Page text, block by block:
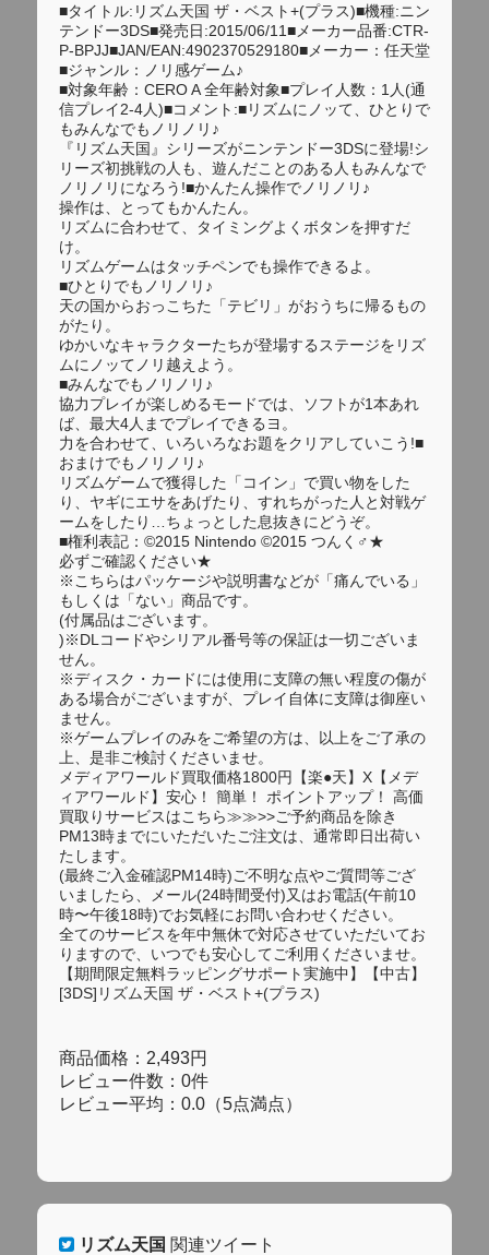
■タイトル:リズム天国 ザ・ベスト+(プラス)■機種:ニン
テンドー3DS■発売日:2015/06/11■メーカー品番:CTR-
P-BPJJ■JAN/EAN:4902370529180■メーカー：任天堂
■ジャンル：ノリ感ゲーム♪
■対象年齢：CERO A 全年齢対象■プレイ人数：1人(通
信プレイ2-4人)■コメント:■リズムにノッて、ひとりで
もみんなでもノリノリ♪
『リズム天国』シリーズがニンテンドー3DSに登場!シ
リーズ初挑戦の人も、遊んだことのある人もみんなで
ノリノリになろう!■かんたん操作でノリノリ♪
操作は、とってもかんたん。
リズムに合わせて、タイミングよくボタンを押すだ
け。
リズムゲームはタッチペンでも操作できるよ。
■ひとりでもノリノリ♪
天の国からおっこちた「テビリ」がおうちに帰るもの
がたり。
ゆかいなキャラクターたちが登場するステージをリズ
ムにノッてノリ越えよう。
■みんなでもノリノリ♪
協力プレイが楽しめるモードでは、ソフトが1本あれ
ば、最大4人までプレイできるヨ。
力を合わせて、いろいろなお題をクリアしていこう!■
おまけでもノリノリ♪
リズムゲームで獲得した「コイン」で買い物をした
り、ヤギにエサをあげたり、すれちがった人と対戦ゲ
ームをしたり…ちょっとした息抜きにどうぞ。
■権利表記：©2015 Nintendo ©2015 つんく♂★
必ずご確認ください★
※こちらはパッケージや説明書などが「痛んでいる」
もしくは「ない」商品です。
(付属品はございます。
)※DLコードやシリアル番号等の保証は一切ございま
せん。
※ディスク・カードには使用に支障の無い程度の傷が
ある場合がございますが、プレイ自体に支障は御座い
ません。
※ゲームプレイのみをご希望の方は、以上をご了承の
上、是非ご検討くださいませ。
メディアワールド買取価格1800円【楽●天】X【メデ
ィアワールド】安心！ 簡単！ ポイントアップ！ 高価
買取りサービスはこちら≫≫>>ご予約商品を除き
PM13時までにいただいたご注文は、通常即日出荷い
たします。
(最終ご入金確認PM14時)ご不明な点やご質問等ござ
いましたら、メール(24時間受付)又はお電話(午前10
時〜午後18時)でお気軽にお問い合わせください。
全てのサービスを年中無休で対応させていただいてお
りますので、いつでも安心してご利用くださいませ。
【期間限定無料ラッピングサポート実施中】【中古】
[3DS]リズム天国 ザ・ベスト+(プラス)
商品価格：2,493円
レビュー件数：0件
レビュー平均：0.0（5点満点）
リズム天国 関連ツイート